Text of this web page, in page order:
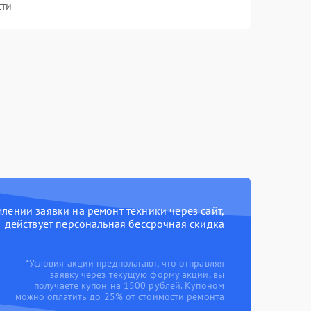
заявки на ремонт техники через сайт,
действует персональная бессрочная скидка
*Условия акции предполагают, что отправляя
заявку через текущую форму акции, вы
получаете купон на 1500 рублей. Купоном
можно оплатить до 25% от стоимости ремонта